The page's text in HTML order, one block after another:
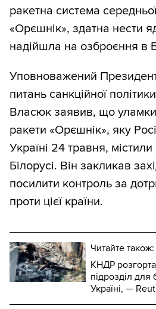
ракетна система
«Орєшнік», здатна нести
надійшла на озброєння в
Уповноважений
питань санкційної
Власюк заявив, що уламки
ракети «Орєшнік», яку
Україні 24 травня,
Білорусі. Він закликав
посилити контроль за
проти цієї країни.
Читайте також:
КНДР
підрозділ для
Україні, —